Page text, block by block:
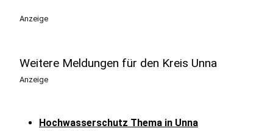
Anzeige
Weitere Meldungen für den Kreis Unna
Anzeige
Hochwasserschutz Thema in Unna